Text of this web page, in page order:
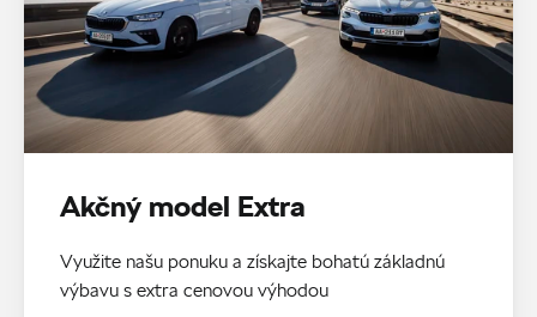
Akčný model Extra
Využite našu ponuku a získajte bohatú základnú
výbavu s extra cenovou výhodou